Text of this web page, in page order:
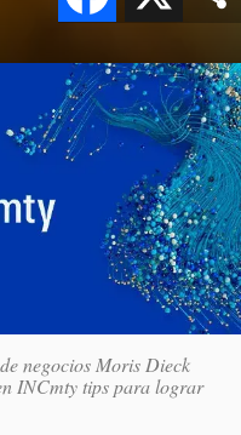
negocios Moris Dieck
INCmty tips para lograr